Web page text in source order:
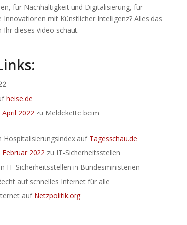
für Nachhaltigkeit und Digitalisierung, für
Innovationen mit Künstlicher Intelligenz? Alles das
dieses Video schaut.
heise.de
2022 zu Meldekette beim
Hospitalisierungsindex auf Tagesschau.de
2022 zu IT-Sicherheitsstellen
IT-Sicherheitsstellen in Bundesministerien
auf schnelles Internet für alle
auf Netzpolitik.org